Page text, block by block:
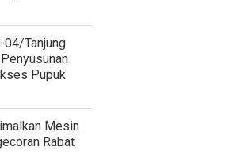
04/Tanjung
Pupuk
Mesin
Rabat